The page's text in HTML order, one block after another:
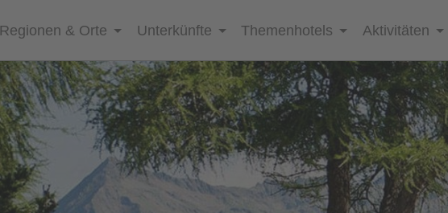
Regionen & Orte Unterkünfte Themenhotels Aktivitäten